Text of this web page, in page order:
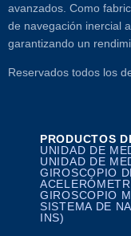
avanzados. Como
de navegación inercial
garantizando un
Reservados todos los
PRODUCTOS
UNIDAD DE
UNIDAD DE
GIROSCOPIO
GIROSCOPIO
SISTEMA DE
INS)